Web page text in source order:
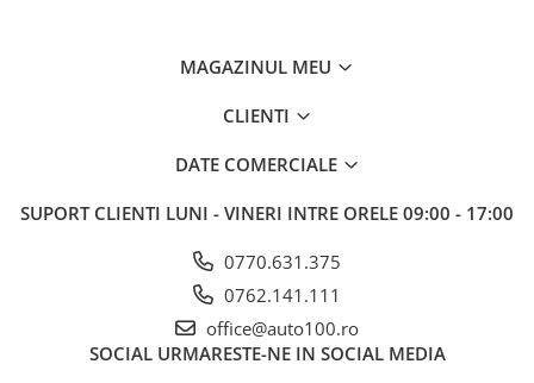
MAGAZINUL MEU
CLIENTI
DATE COMERCIALE
SUPORT CLIENTI LUNI - VINERI INTRE ORELE 09:00 - 17:00
0770.631.375
0762.141.111
office@auto100.ro
SOCIAL URMARESTE-NE IN SOCIAL MEDIA